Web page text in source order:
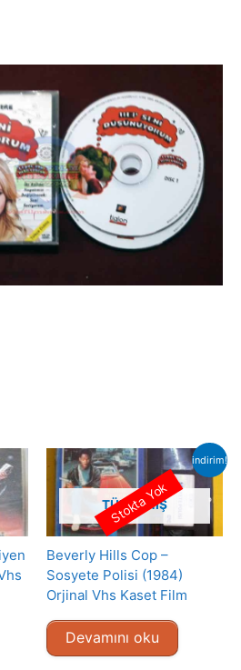
indirim!
TÜKENMIŞ
Beverly Hills Cop –
Sosyete Polisi (1984)
Orjinal Vhs Kaset Film
Devamını oku
Stokta Yok